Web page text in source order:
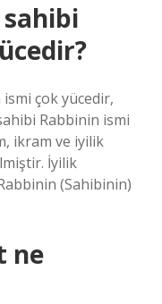
çok yücedir,
Rabbinin ismi
ikram ve iyilik
İyilik
(Sahibinin)
ne